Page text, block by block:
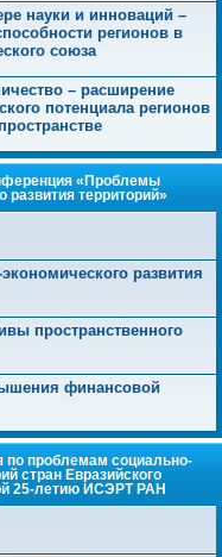
науки и инноваций –
регионов в
союза
– расширение
потенциала регионов
«Проблемы
развития территорий»
развития
пространственного
финансовой
по проблемам социально-
стран Евразийского
25-летию ИСЭРТ РАН